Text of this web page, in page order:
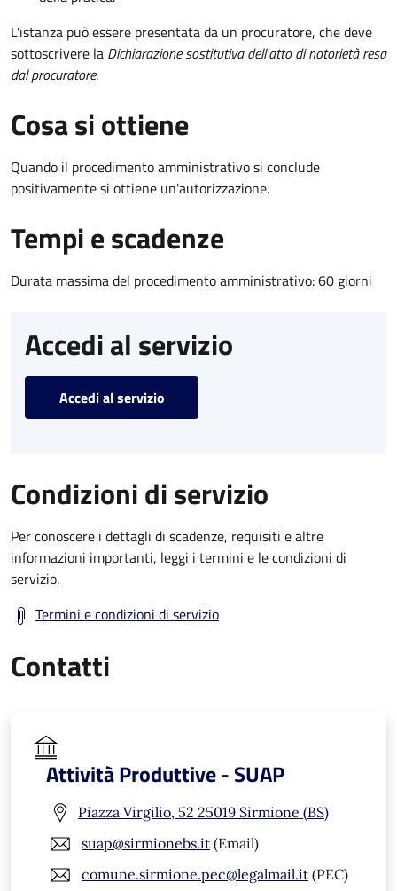
L'istanza può essere presentata da un procuratore, che deve
sottoscrivere la Dichiarazione sostitutiva dell'atto di notorietà resa
dal procuratore.
Cosa si ottiene
Quando il procedimento amministrativo si conclude
positivamente si ottiene un'autorizzazione.
Tempi e scadenze
Durata massima del procedimento amministrativo: 60 giorni
Accedi al servizio
Accedi al servizio
Condizioni di servizio
Per conoscere i dettagli di scadenze, requisiti e altre
informazioni importanti, leggi i termini e le condizioni di
servizio.
Termini e condizioni di servizio
Contatti
Attività Produttive - SUAP
Piazza Virgilio, 52 25019 Sirmione (BS)
suap@sirmionebs.it (Email)
comune.sirmione.pec@legalmail.it (PEC)